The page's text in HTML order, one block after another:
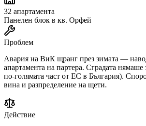
32 апартамента
Панелен блок в кв. Орфей
Проблем
Авария на ВиК щранг през зимата —
апартамента на партера. Сградата нямаше
по-голямата част от ЕС в България).
вина и разпределение на щети.
Действие